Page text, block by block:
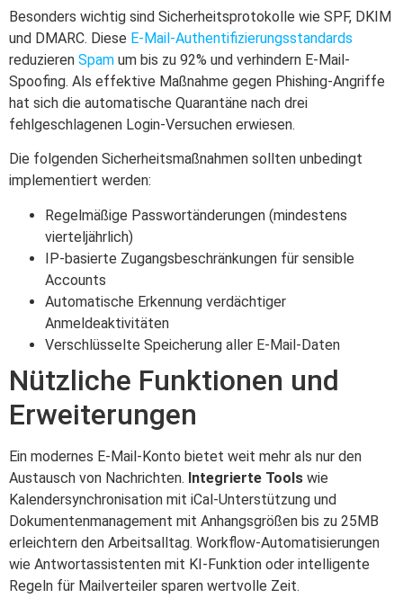
Besonders wichtig sind Sicherheitsprotokolle wie SPF, DKIM
und DMARC. Diese E-Mail-Authentifizierungsstandards
reduzieren Spam um bis zu 92% und verhindern E-Mail-
Spoofing. Als effektive Maßnahme gegen Phishing-Angriffe
hat sich die automatische Quarantäne nach drei
fehlgeschlagenen Login-Versuchen erwiesen.
Die folgenden Sicherheitsmaßnahmen sollten unbedingt
implementiert werden:
Regelmäßige Passwortänderungen (mindestens
vierteljährlich)
IP-basierte Zugangsbeschränkungen für sensible
Accounts
Automatische Erkennung verdächtiger
Anmeldeaktivitäten
Verschlüsselte Speicherung aller E-Mail-Daten
Nützliche Funktionen und
Erweiterungen
Ein modernes E-Mail-Konto bietet weit mehr als nur den
Austausch von Nachrichten. Integrierte Tools wie
Kalendersynchronisation mit iCal-Unterstützung und
Dokumentenmanagement mit Anhangsgrößen bis zu 25MB
erleichtern den Arbeitsalltag. Workflow-Automatisierungen
wie Antwortassistenten mit KI-Funktion oder intelligente
Regeln für Mailverteiler sparen wertvolle Zeit.